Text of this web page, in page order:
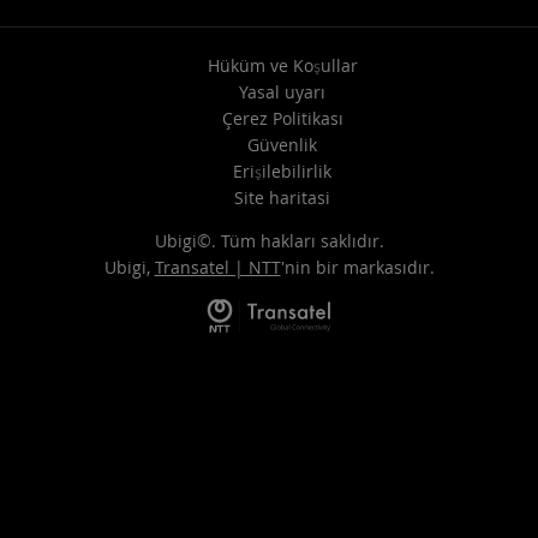
Hüküm ve Koşullar
Yasal uyarı
Çerez Politikası
Güvenlik
Erişilebilirlik
Site haritasi
Ubigi©. Tüm hakları saklıdır.
Ubigi, Transatel | NTT'nin bir markasıdır.